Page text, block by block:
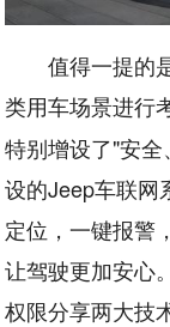
值得一提的
类用车场景进行
特别增设了"安
设的Jeep车联网
定位，一键报警
让驾驶更加安心
权限分享两大技